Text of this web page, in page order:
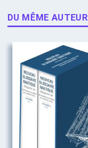
DU MÊME AUTEUR